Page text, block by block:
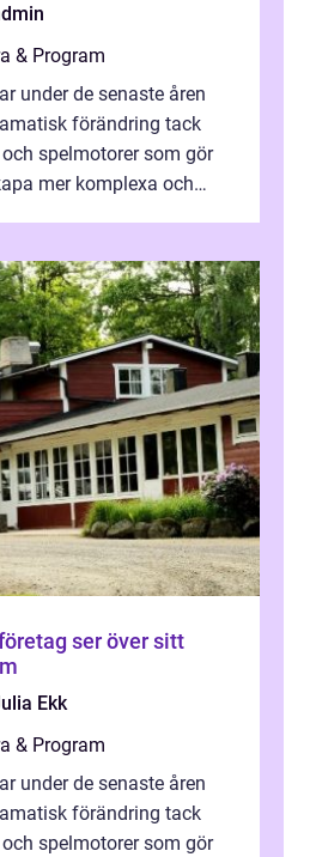
& Program
under de senaste åren
förändring tack
spelmotorer som gör
mer komplexa och
ser över sitt
Ekk
& Program
under de senaste åren
förändring tack
spelmotorer som gör